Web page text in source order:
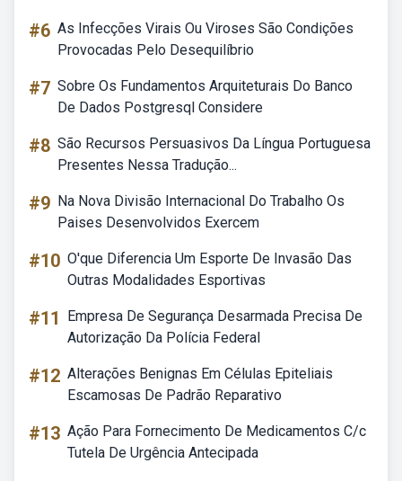
#6 As Infecções Virais Ou Viroses São Condições
Provocadas Pelo Desequilíbrio
#7 Sobre Os Fundamentos Arquiteturais Do Banco
De Dados Postgresql Considere
#8 São Recursos Persuasivos Da Língua Portuguesa
Presentes Nessa Tradução...
#9 Na Nova Divisão Internacional Do Trabalho Os
Paises Desenvolvidos Exercem
#10 O'que Diferencia Um Esporte De Invasão Das
Outras Modalidades Esportivas
#11
Empresa De Segurança Desarmada Precisa De
Autorização Da Polícia Federal
#12 Alterações Benignas Em Células Epiteliais
Escamosas De Padrão Reparativo
#13 Ação Para Fornecimento De Medicamentos C/c
Tutela De Urgência Antecipada